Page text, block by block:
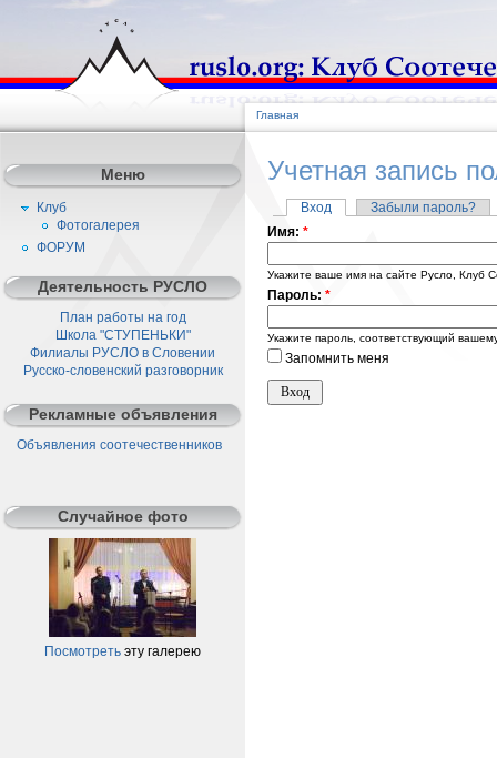
Главная
Учетная запись
Вход
Забыли пароль?
Имя: *
Укажите ваше имя на сайте Русло, Клуб
Пароль: *
Укажите пароль, соответствующий
Запомнить меня
Меню
Клуб
Фотогалерея
ФОРУМ
Деятельность РУСЛО
План работы на год
Школа "СТУПЕНЬКИ"
Филиалы РУСЛО в Словении
Русско-словенский разговорник
Рекламные объявления
Объявления соотечественников
Случайное фото
Посмотреть эту галерею